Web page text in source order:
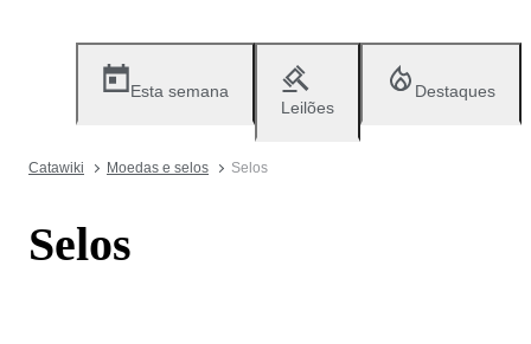
Esta semana
Leilões
Destaques
Catawiki Moedas e selos Selos
Selos